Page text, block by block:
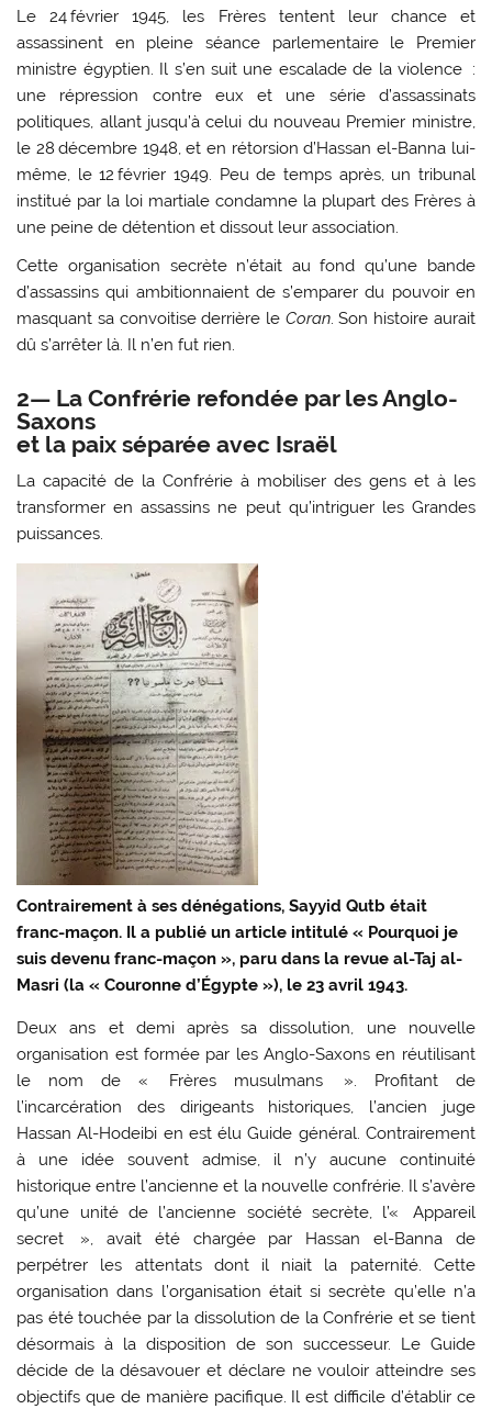
Le 24 février 1945, les Frères tentent leur chance et
assassinent en pleine séance parlementaire le Premier
ministre égyptien. Il s’en suit une escalade de la violence :
une répression contre eux et une série d’assassinats
politiques, allant jusqu’à celui du nouveau Premier ministre,
le 28 décembre 1948, et en rétorsion d’Hassan el-Banna lui-
même, le 12 février 1949. Peu de temps après, un tribunal
institué par la loi martiale condamne la plupart des Frères à
une peine de détention et dissout leur association.
Cette organisation secrète n’était au fond qu’une bande
d’assassins qui ambitionnaient de s’emparer du pouvoir en
masquant sa convoitise derrière le Coran. Son histoire aurait
dû s’arrêter là. Il n’en fut rien.
2— La Confrérie refondée par les Anglo-
Saxons
et la paix séparée avec Israël
La capacité de la Confrérie à mobiliser des gens et à les
transformer en assassins ne peut qu’intriguer les Grandes
puissances.
Contrairement à ses dénégations, Sayyid Qutb était
franc-maçon. Il a publié un article intitulé « Pourquoi je
suis devenu franc-maçon », paru dans la revue al-Taj al-
Masri (la « Couronne d’Égypte »), le 23 avril 1943.
Deux ans et demi après sa dissolution, une nouvelle
organisation est formée par les Anglo-Saxons en réutilisant
le nom de « Frères musulmans ». Profitant de
l’incarcération des dirigeants historiques, l’ancien juge
Hassan Al-Hodeibi en est élu Guide général. Contrairement
à une idée souvent admise, il n’y aucune continuité
historique entre l’ancienne et la nouvelle confrérie. Il s’avère
qu’une unité de l’ancienne société secrète, l’« Appareil
secret », avait été chargée par Hassan el-Banna de
perpétrer les attentats dont il niait la paternité. Cette
organisation dans l’organisation était si secrète qu’elle n’a
pas été touchée par la dissolution de la Confrérie et se tient
désormais à la disposition de son successeur. Le Guide
décide de la désavouer et déclare ne vouloir atteindre ses
objectifs que de manière pacifique. Il est difficile d’établir ce